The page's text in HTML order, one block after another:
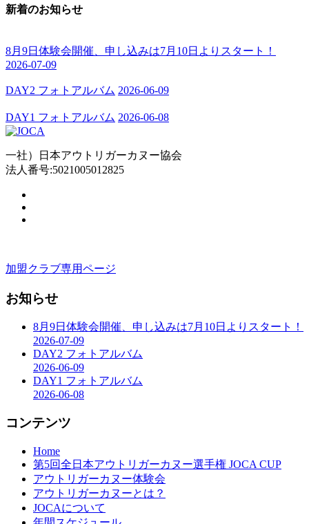
新着のお知らせ
8月9日体験会開催、申し込みは7月10日よりスタート！
2026-07-09
DAY2 フォトアルバム 2026-06-09
DAY1 フォトアルバム 2026-06-08
一社）日本アウトリガーカヌー協会
法人番号:5021005012825
加盟クラブ専用ページ
お知らせ
8月9日体験会開催、申し込みは7月10日よりスタート！
2026-07-09
DAY2 フォトアルバム
2026-06-09
DAY1 フォトアルバム
2026-06-08
コンテンツ
Home
第5回全日本アウトリガーカヌー選手権 JOCA CUP
アウトリガーカヌー体験会
アウトリガーカヌーとは？
JOCAについて